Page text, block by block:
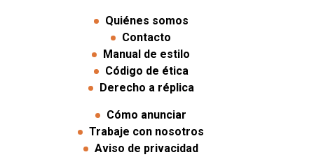
Quiénes somos
Contacto
Manual de estilo
Código de ética
Derecho a réplica
Cómo anunciar
Trabaje con nosotros
Aviso de privacidad